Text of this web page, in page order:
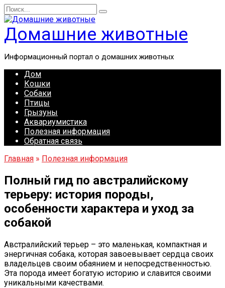
Перейти
к
содержанию
Search
for:
Домашние животные
Информационный портал о домашних животных
Дом
Кошки
Собаки
Птицы
Грызуны
Аквариумистика
Полезная информация
Обратная связь
Главная » Полезная информация
Полный гид по австралийскому
терьеру: история породы,
особенности характера и уход за
собакой
Австралийский терьер – это маленькая, компактная и
энергичная собака, которая завоевывает сердца своих
владельцев своим обаянием и непосредственностью.
Эта порода имеет богатую историю и славится своими
уникальными качествами.